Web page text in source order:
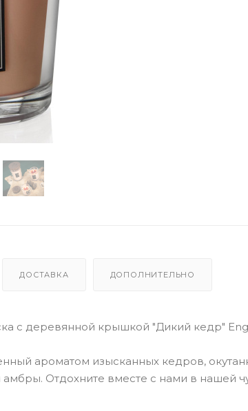
ДОСТАВКА ДОПОЛНИТЕЛЬНО
с деревянной крышкой "Дикий кедр"
ароматом изысканных кедров,
Отдохните вместе с нами в нашей